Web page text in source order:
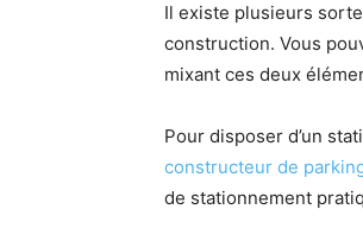
Il existe plusieurs
construction. Vous
mixant ces deux
Pour disposer d’un
constructeur de
de stationnement